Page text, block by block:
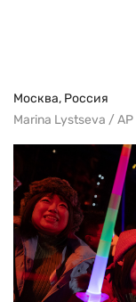
Москва, Россия
Marina Lystseva / AP